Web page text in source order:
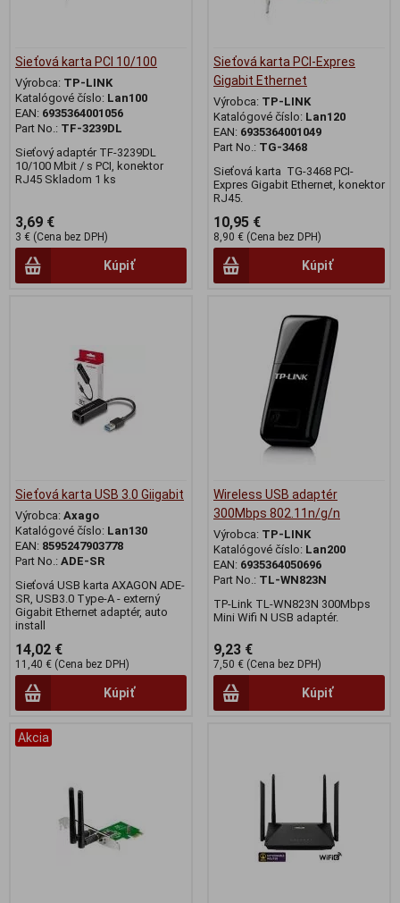
Sieťová karta PCI 10/100
Výrobca: TP-LINK
Katalógové číslo: Lan100
EAN: 6935364001056
Part No.: TF-3239DL
Sieťový adaptér TF-3239DL
10/100 Mbit / s PCI, konektor
RJ45 Skladom 1 ks
3,69 €
3 € (Cena bez DPH)
Kúpiť
Sieťová karta PCI-Expres
Gigabit Ethernet
Výrobca: TP-LINK
Katalógové číslo: Lan120
EAN: 6935364001049
Part No.: TG-3468
Sieťová karta TG-3468 PCI-
Expres Gigabit Ethernet, konektor
RJ45.
10,95 €
8,90 € (Cena bez DPH)
Kúpiť
Sieťová karta USB 3.0 Giigabit
Výrobca: Axago
Katalógové číslo: Lan130
EAN: 8595247903778
Part No.: ADE-SR
Sieťová USB karta AXAGON ADE-
SR, USB3.0 Type-A - externý
Gigabit Ethernet adaptér, auto
install
14,02 €
11,40 € (Cena bez DPH)
Kúpiť
Wireless USB adaptér
300Mbps 802.11n/g/n
Výrobca: TP-LINK
Katalógové číslo: Lan200
EAN: 6935364050696
Part No.: TL-WN823N
TP-Link TL-WN823N 300Mbps
Mini Wifi N USB adaptér.
9,23 €
7,50 € (Cena bez DPH)
Kúpiť
Akcia